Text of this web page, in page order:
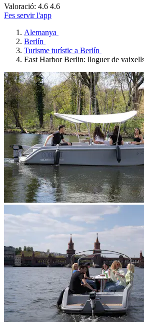
Valoració: 4.6 4.6
Fes servir l'app
Alemanya
Berlín
Turisme turístic a Berlín
East Harbor Berlin: lloguer de